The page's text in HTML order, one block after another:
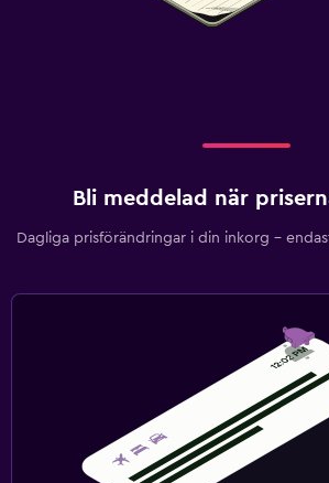
Bli meddelad när
Dagliga prisförändringar i din inkorg –